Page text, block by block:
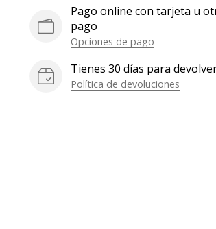
Pago online con tarjeta u
pago
Opciones de pago
Tienes 30 días para
Política de devoluciones